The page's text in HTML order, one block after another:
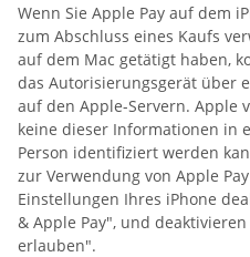
Wenn Sie Apple Pay auf dem
zum Abschluss eines Kaufs
auf dem Mac getätigt haben,
das Autorisierungsgerät über
auf den Apple-Servern. Apple
keine dieser Informationen in
Person identifiziert werden
zur Verwendung von Apple
Einstellungen Ihres iPhone
& Apple Pay", und
erlauben".